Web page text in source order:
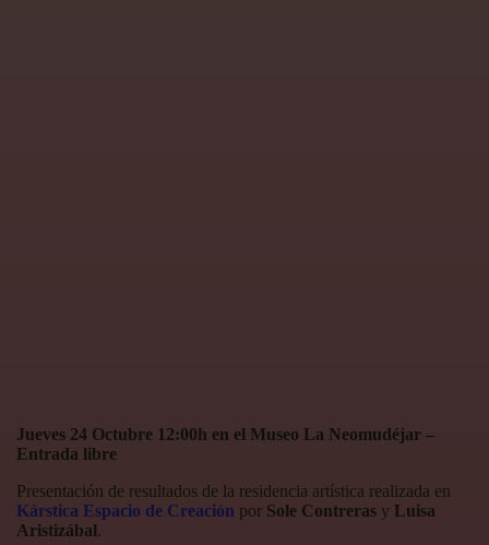
Jueves 24 Octubre 12:00h en el Museo La Neomudéjar –
Entrada libre
Presentación de resultados de la residencia artística realizada en
Kárstica Espacio de Creación por Sole Contreras y Luisa
Aristizábal.